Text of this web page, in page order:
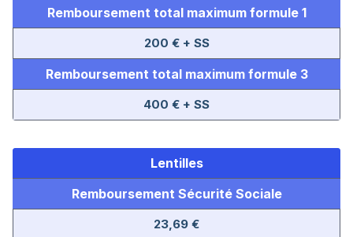
Remboursement total maximum formule 1
200 € + SS
Remboursement total maximum formule 3
400 € + SS
Lentilles
Remboursement Sécurité Sociale
23,69 €